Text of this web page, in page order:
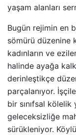
yaşam alanları
Bugün rejimin en
sömürü düzenine
kadınların ve
halinde ayağa
derinleştikçe
parçalanıyor.
bir sınıfsal
geleceksizliğe
sürükleniyor.